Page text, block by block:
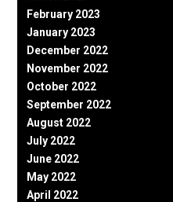
February 2023
January 2023
December 2022
November 2022
October 2022
September 2022
August 2022
July 2022
June 2022
May 2022
April 2022